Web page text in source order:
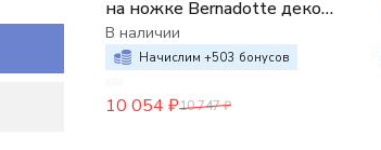
на ножке Bernadotte декор
Мейсенский букет
В наличии
Начислим +503 бонусов
10 054 ₽10 747₽